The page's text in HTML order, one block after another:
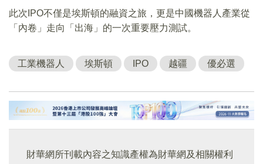
此次IPO不僅是埃斯頓的融資之旅，更是中國機器人產業從
「內卷」走向「出海」的一次重要壓力測試。
工業機器人 埃斯頓 IPO 越疆 優必選
財華網所刊載內容之知識產權為財華網及相關權利